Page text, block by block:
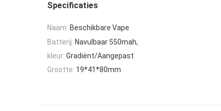
Specificaties
Naam: Beschikbare Vape
Batterij: Navulbaar 550mah,
kleur: Gradiënt/Aangepast
Grootte: 19*41*80mm